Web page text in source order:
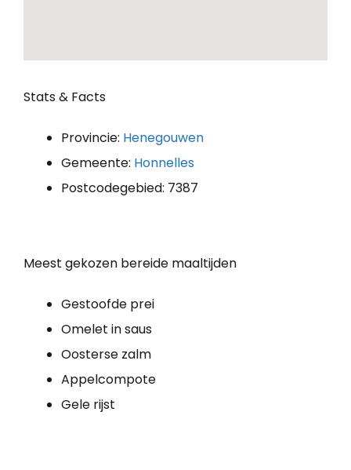
Stats & Facts
Provincie: Henegouwen
Gemeente: Honnelles
Postcodegebied: 7387
Meest gekozen bereide maaltijden
Gestoofde prei
Omelet in saus
Oosterse zalm
Appelcompote
Gele rijst